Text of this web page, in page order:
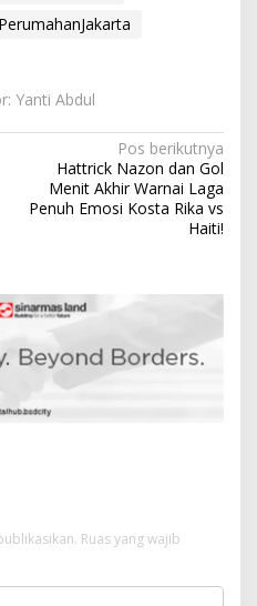
Yanti Abdul
Pos berikutnya
Hattrick Nazon dan Gol
Menit Akhir Warnai Laga
Penuh Emosi Kosta Rika vs
Haiti!
Ruas yang wajib